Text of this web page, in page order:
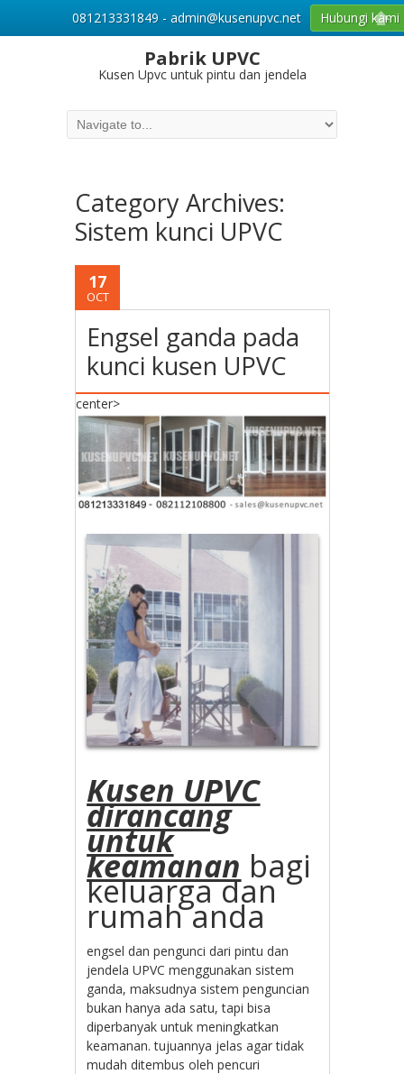
Pabrik UPVC
Kusen Upvc untuk pintu dan jendela
Category Archives:
Sistem kunci UPVC
17
OCT
Engsel ganda pada
kunci kusen UPVC
center>
Kusen UPVC
dirancang
untuk
keamanan bagi
keluarga dan
rumah anda
engsel dan pengunci dari pintu dan
jendela UPVC menggunakan sistem
ganda, maksudnya sistem penguncian
bukan hanya ada satu, tapi bisa
diperbanyak untuk meningkatkan
keamanan. tujuannya jelas agar tidak
mudah ditembus oleh pencuri
081213331849 - admin@kusenupvc.net Hubungi kami